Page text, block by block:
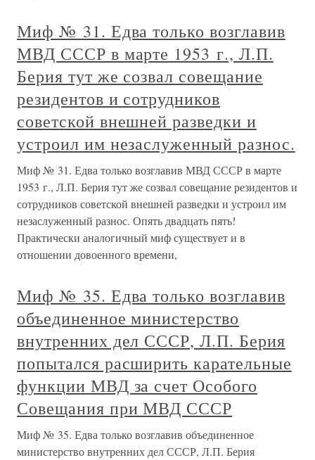
Миф № 31. Едва только возглавив
МВД СССР в марте 1953 г., Л.П.
Берия тут же созвал совещание
резидентов и сотрудников
советской внешней разведки и
устроил им незаслуженный разнос.
Миф № 31. Едва только возглавив МВД СССР в марте
1953 г., Л.П. Берия тут же созвал совещание резидентов и
сотрудников советской внешней разведки и устроил им
незаслуженный разнос. Опять двадцать пять!
Практически аналогичный миф существует и в
отношении довоенного времени,
Миф № 35. Едва только возглавив
объединенное министерство
внутренних дел СССР, Л.П. Берия
попытался расширить карательные
функции МВД за счет Особого
Совещания при МВД СССР
Миф № 35. Едва только возглавив объединенное
министерство внутренних дел СССР, Л.П. Берия